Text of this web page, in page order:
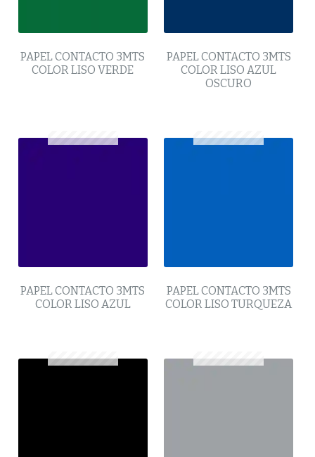
PAPEL CONTACTO 3MTS
COLOR LISO VERDE
PAPEL CONTACTO 3MTS
COLOR LISO AZUL
OSCURO
PAPEL CONTACTO 3MTS
COLOR LISO AZUL
PAPEL CONTACTO 3MTS
COLOR LISO TURQUEZA